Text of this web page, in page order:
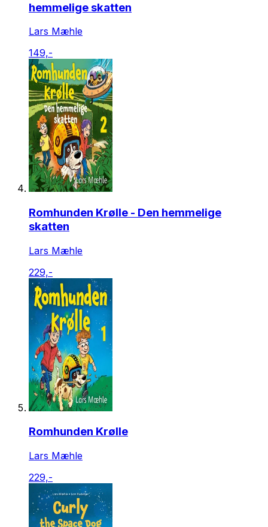
hemmelige skatten
Lars Mæhle
149,-
Romhunden Krølle - Den hemmelige
skatten
Lars Mæhle
229,-
Romhunden Krølle
Lars Mæhle
229,-